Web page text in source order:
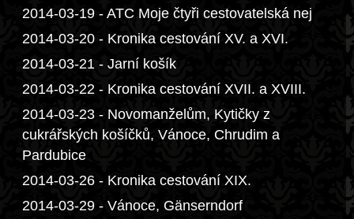
2014-03-19 - ATC Moje čtyři cestovatelská nej
2014-03-20 - Kronika cestování XV. a XVI.
2014-03-21 - Jarní košík
2014-03-22 - Kronika cestování XVII. a XVIII.
2014-03-23 - Novomanželům, Kytičky z
cukrářských košíčků, Vánoce, Chrudim a
Pardubice
2014-03-26 - Kronika cestování XIX.
2014-03-29 - Vánoce, Gänserndorf